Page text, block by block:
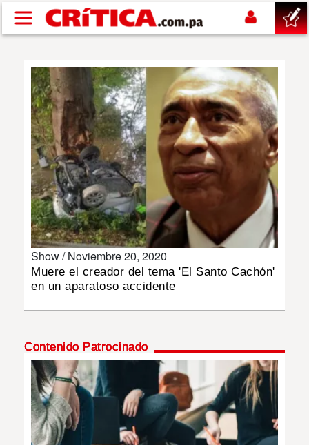
Pasar al contenido principal
SUCESOS
NACIONAL
POLÍTICA
SHOW
DEPORTES
MULTIMEDIA
IMPRESO
Show /Noviembre 20, 2020
Muere el creador del tema 'El Santo Cachón'
en un aparatoso accidente
Contenido Patrocinado